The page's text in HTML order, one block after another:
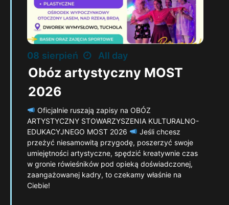
08 sierpień All day
Obóz artystyczny MOST
2026
Oficjalnie ruszają zapisy na OBÓZ
ARTYSTYCZNY STOWARZYSZENIA KULTURALNO-
EDUKACYJNEGO MOST 2026
Jeśli chcesz
przeżyć niesamowitą przygodę, poszerzyć swoje
umiejętności artystyczne, spędzić kreatywnie czas
w gronie rówieśników pod opieką doświadczonej,
zaangażowanej kadry, to czekamy właśnie na
Ciebie!